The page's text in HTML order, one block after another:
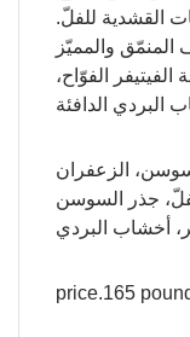
القشدية للفلّ.
والمميّز
الفيتيفر الفوّاح،
الزعفران
جذر السوسن
أخشاب البردي
price.165